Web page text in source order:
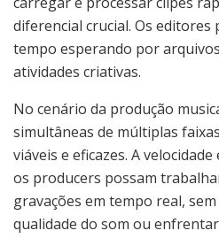
diferencial crucial. Os editores
tempo esperando por
atividades criativas.
No cenário da produção
simultâneas de múltiplas
viáveis e eficazes. A
os producers possam
gravações em tempo real,
qualidade do som ou